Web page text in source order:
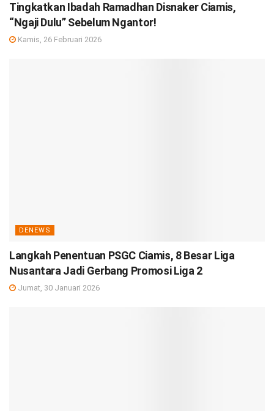
Tingkatkan Ibadah Ramadhan Disnaker Ciamis,
“Ngaji Dulu” Sebelum Ngantor!
Kamis, 26 Februari 2026
DENEWS
Langkah Penentuan PSGC Ciamis, 8 Besar Liga
Nusantara Jadi Gerbang Promosi Liga 2
Jumat, 30 Januari 2026